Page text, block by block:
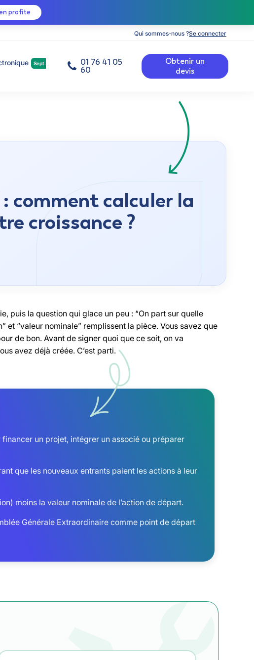
profite
Qui sommes-nous ?Se connecter
Sept.
01 76 41 05
60
Obtenir un
devis
comment calculer la
croissance ?
puis la question qui glace un peu : “On part sur quelle
et “valeur nominale” remplissent la pièce. Vous savez que
de bon. Avant de signer quoi que ce soit, on va
avez déjà créée. C’est parti.
un projet, intégrer un associé ou préparer
que les nouveaux entrants paient les actions à leur
moins la valeur nominale de l’action de départ.
Générale Extraordinaire comme point de départ